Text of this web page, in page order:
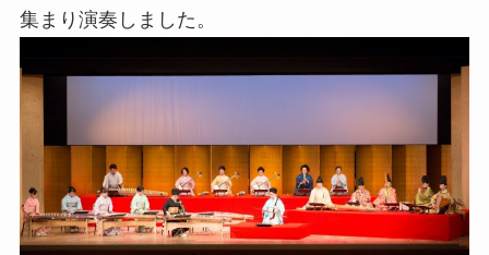
集まり演奏しました。